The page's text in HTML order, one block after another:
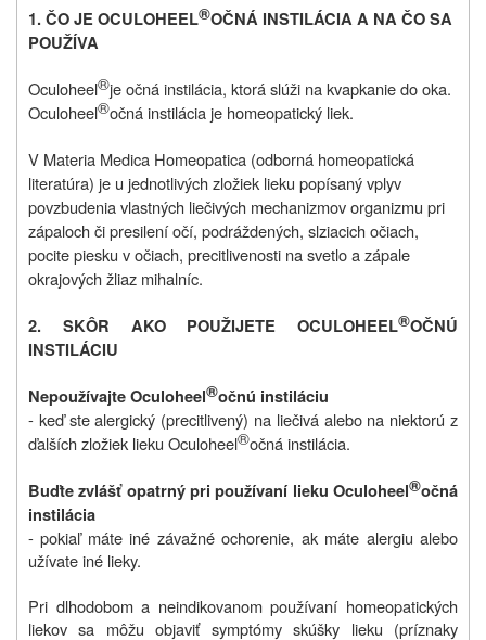
1. ČO JE OCULOHEEL®OČNÁ INSTILÁCIA A NA ČO SA
POUŽÍVA
Oculoheel®je očná instilácia, ktorá slúži na kvapkanie do oka.
Oculoheel®očná instilácia je homeopatický liek.
V Materia Medica Homeopatica (odborná homeopatická
literatúra) je u jednotlivých zložiek lieku popísaný vplyv
povzbudenia vlastných liečivých mechanizmov organizmu pri
zápaloch či presilení očí, podráždených, slziacich očiach,
pocite piesku v očiach, precitlivenosti na svetlo a zápale
okrajových žliaz mihalníc.
2. SKÔR AKO POUŽIJETE OCULOHEEL®OČNÚ
INSTILÁCIU
NepoužívajteOculoheel®očnú instiláciu
- keď ste alergický (precitlivený) na liečivá alebo na niektorú z
ďalších zložiek lieku Oculoheel®očná instilácia.
Buďte zvlášť opatrný pri používaní lieku Oculoheel®očná
instilácia
- pokiaľ máte iné závažné ochorenie, ak máte alergiu alebo
užívate iné lieky.
Pri dlhodobom a neindikovanom používaní homeopatických
liekov sa môžu objaviť symptómy skúšky lieku (príznaky